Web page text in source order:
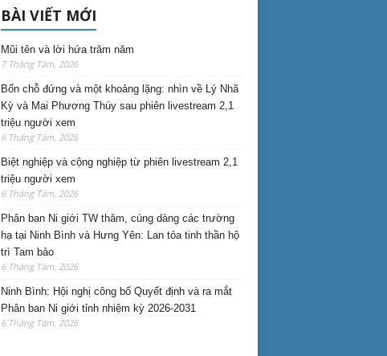
BÀI VIẾT MỚI
Mũi tên và lời hứa trăm năm
7 Tháng Tám, 2026
Bốn chỗ đứng và một khoảng lặng: nhìn về Lý Nhã
Kỳ và Mai Phương Thúy sau phiên livestream 2,1
triệu người xem
6 Tháng Tám, 2026
Biệt nghiệp và cộng nghiệp từ phiên livestream 2,1
triệu người xem
6 Tháng Tám, 2026
Phân ban Ni giới TW thăm, cúng dàng các trường
hạ tại Ninh Bình và Hưng Yên: Lan tỏa tinh thần hộ
trì Tam bảo
6 Tháng Tám, 2026
Ninh Bình: Hội nghị công bố Quyết định và ra mắt
Phân ban Ni giới tỉnh nhiệm kỳ 2026-2031
6 Tháng Tám, 2026